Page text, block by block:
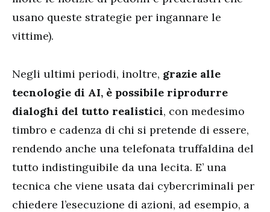
usano queste strategie per ingannare le
vittime).
Negli ultimi periodi, inoltre, grazie alle
tecnologie di AI, è possibile riprodurre
dialoghi del tutto realistici, con medesimo
timbro e cadenza di chi si pretende di essere,
rendendo anche una telefonata truffaldina del
tutto indistinguibile da una lecita. E’ una
tecnica che viene usata dai cybercriminali per
chiedere l’esecuzione di azioni, ad esempio, a